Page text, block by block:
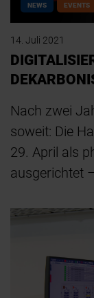
NEWS EVENTS
14. Juli 2021
Nach zwei
soweit: Die
29. April als
ausgerichtet